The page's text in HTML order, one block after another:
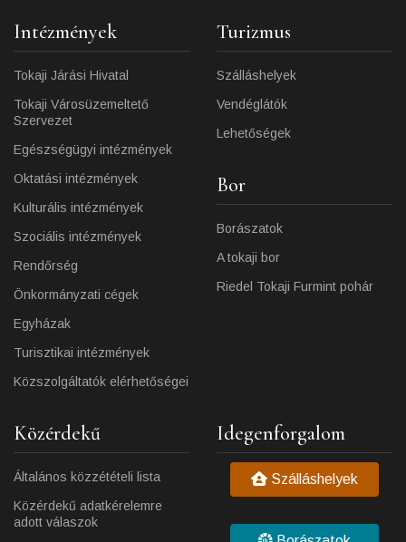
Intézmények
Tokaji Járási Hivatal
Tokaji Városüzemeltető
Szervezet
Egészségügyi intézmények
Oktatási intézmények
Kulturális intézmények
Szociális intézmények
Rendőrség
Önkormányzati cégek
Egyházak
Turisztikai intézmények
Közszolgáltatók elérhetőségei
Turizmus
Szálláshelyek
Vendéglátók
Lehetőségek
Bor
Borászatok
A tokaji bor
Riedel Tokaji Furmint pohár
Közérdekű
Általános közzétételi lista
Közérdekű adatkérelemre
adott válaszok
Idegenforgalom
Szálláshelyek